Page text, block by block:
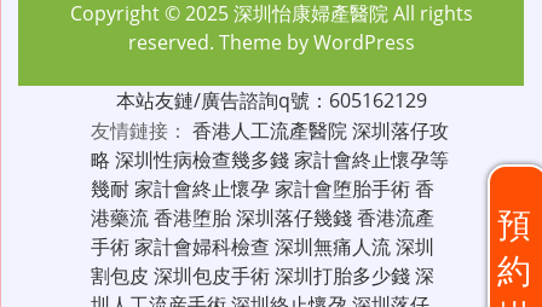
預
約
Copyright © 2025深圳怡康婦產醫院All rights
reserved. Theme byWordPress
本站友鏈/廣告諮詢q號：605162129
友情鏈接： 香港人工流產醫院深圳落仔攻
略 深圳性病檢查幾多錢家計會終止懷孕等
幾耐家計會終止懷孕家計會堕胎手術香
港藥流香港堕胎深圳落仔幾錢香港流產
手術家計會婦科檢查 深圳無痛人流深圳
割包皮 深圳包皮手術深圳打胎多少錢深